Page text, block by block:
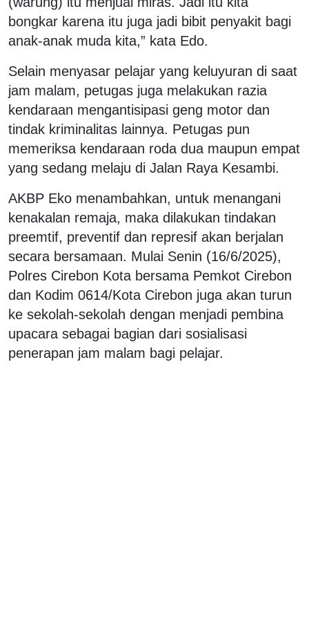
bongkar karena itu juga jadi bibit penyakit bagi
anak-anak muda kita,” kata Edo.
Selain menyasar pelajar yang keluyuran di saat
jam malam, petugas juga melakukan razia
kendaraan mengantisipasi geng motor dan
tindak kriminalitas lainnya. Petugas pun
memeriksa kendaraan roda dua maupun empat
yang sedang melaju di Jalan Raya Kesambi.
AKBP Eko menambahkan, untuk menangani
kenakalan remaja, maka dilakukan tindakan
preemtif, preventif dan represif akan berjalan
secara bersamaan. Mulai Senin (16/6/2025),
Polres Cirebon Kota bersama Pemkot Cirebon
dan Kodim 0614/Kota Cirebon juga akan turun
ke sekolah-sekolah dengan menjadi pembina
upacara sebagai bagian dari sosialisasi
penerapan jam malam bagi pelajar.